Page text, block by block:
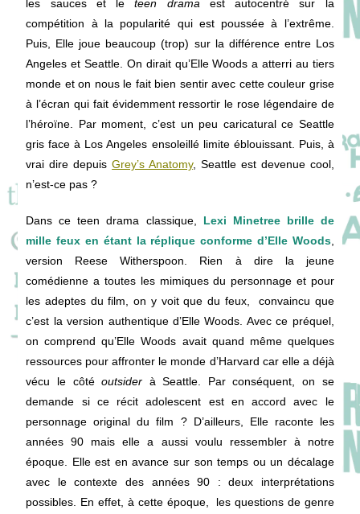
les sauces et leteen drama est autocentré sur la
compétition à la popularité qui est poussée à l’extrême.
Puis, Elle joue beaucoup (trop) sur la différence entre Los
Angeles et Seattle. On dirait qu’Elle Woods a atterri au tiers
monde et on nous le fait bien sentir avec cette couleur grise
à l’écran qui fait évidemment ressortir le rose légendaire de
l’héroïne. Par moment, c’est un peu caricatural ce Seattle
gris face à Los Angeles ensoleillé limite éblouissant. Puis, à
vrai dire depuisGrey’s Anatomy, Seattle est devenue cool,
n’est-ce pas ?
Dans ce teen drama classique, Lexi Minetree brille de
mille feux en étant la réplique conforme d’Elle Woods,
version Reese Witherspoon. Rien à dire la jeune
comédienne a toutes les mimiques du personnage et pour
les adeptes du film, on y voit que du feux, convaincu que
c’est la version authentique d’Elle Woods. Avec ce préquel,
on comprend qu’Elle Woods avait quand même quelques
ressources pour affronter le monde d’Harvard car elle a déjà
vécu le côtéoutsider à Seattle. Par conséquent, on se
demande si ce récit adolescent est en accord avec le
personnage original du film ? D’ailleurs, Elle raconte les
années 90 mais elle a aussi voulu ressembler à notre
époque. Elle est en avance sur son temps ou un décalage
avec le contexte des années 90 : deux interprétations
possibles. En effet, à cette époque, les questions de genre